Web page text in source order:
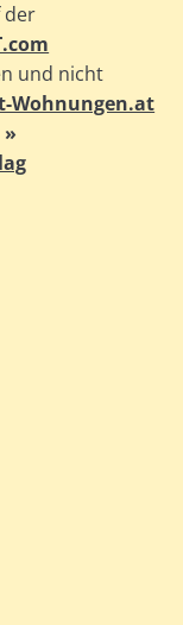
der
und nicht
Wohnungen.at
»